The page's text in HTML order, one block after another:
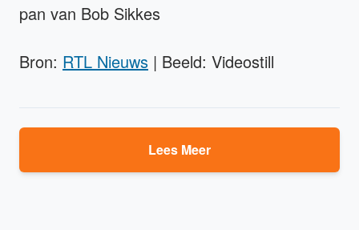
pan van Bob Sikkes
Bron: RTL Nieuws | Beeld: Videostill
Lees Meer